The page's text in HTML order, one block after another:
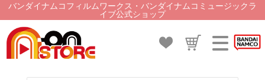
バンダイナムコフィルムワークス・バンダイナムコミュージックラ
イブ公式ショップ